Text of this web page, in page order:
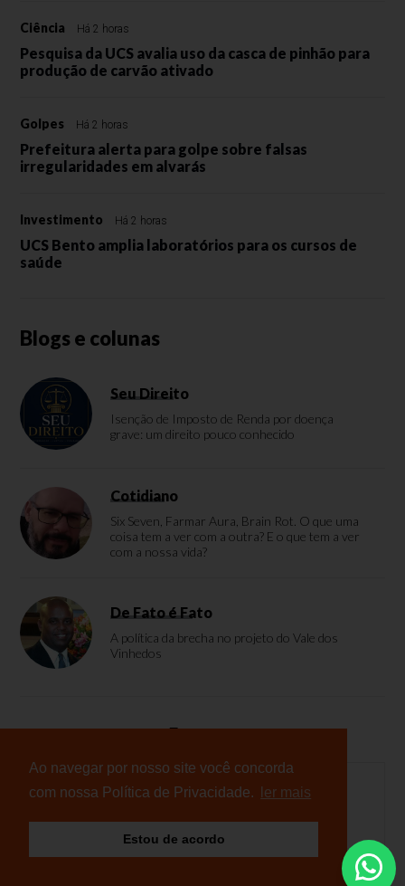
Ao navegar por nosso site você concorda
com nossa Política de Privacidade.
ler mais
Estou de acordo
Ciência Há 2 horas
Pesquisa da UCS avalia uso da casca de pinhão para
produção de carvão ativado
Golpes Há 2 horas
Prefeitura alerta para golpe sobre falsas
irregularidades em alvarás
Investimento Há 2 horas
UCS Bento amplia laboratórios para os cursos de
saúde
Blogs e colunas
Seu Direito
Isenção de Imposto de Renda por doença
grave: um direito pouco conhecido
Cotidiano
Six Seven, Farmar Aura, Brain Rot. O que uma
coisa tem a ver com a outra? E o que tem a ver
com a nossa vida?
De Fato é Fato
A política da brecha no projeto do Vale dos
Vinhedos
Enquete